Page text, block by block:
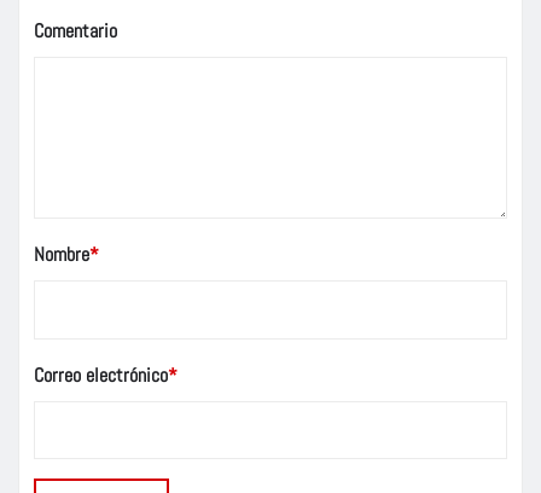
Comentario
Nombre*
Correo electrónico*